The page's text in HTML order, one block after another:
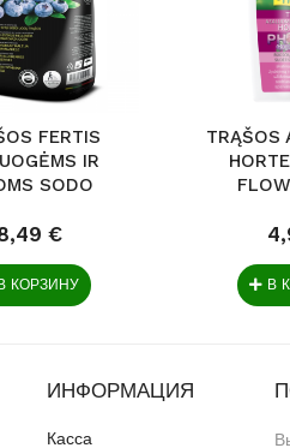
FERTIS
IR
SODO
€
В КОРЗИНУ
TRĄŠOS
В
ИНФОРМАЦИЯ
Касса